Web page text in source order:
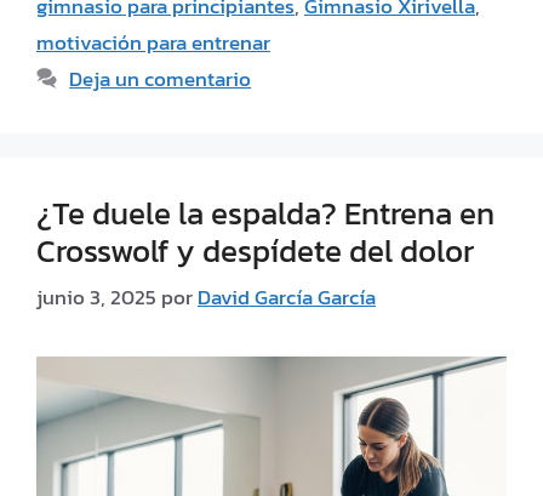
motivación para entrenar
Deja un comentario
¿Te duele la espalda? Entrena en
Crosswolf y despídete del dolor
junio 3, 2025 porDavid García García